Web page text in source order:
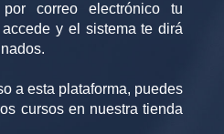
correo electrónico tu
y el sistema te dirá
a esta plataforma, puedes
cursos en nuestra tienda